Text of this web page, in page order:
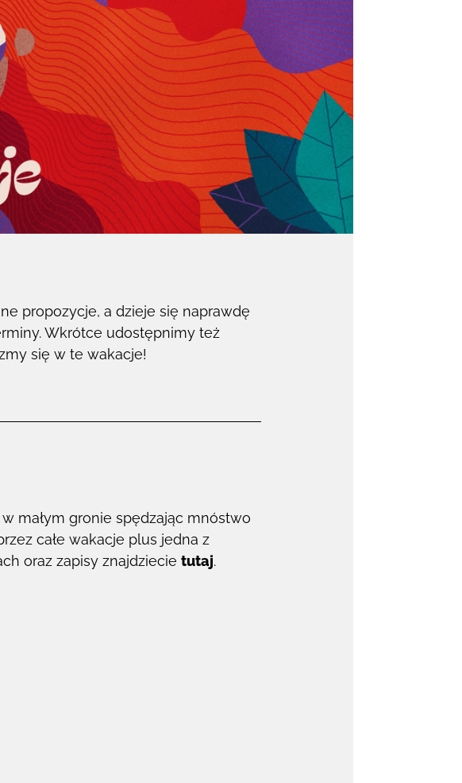
propozycje, a dzieje się naprawdę
Wkrótce udostępnimy też
się w te wakacje!
małym gronie spędzając mnóstwo
całe wakacje plus jedna z
oraz zapisy znajdziecietutaj.